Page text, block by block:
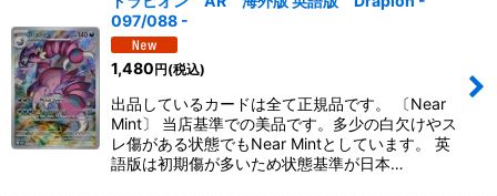
097/088 -
1,480円(税込)
出品しているカードは全て正規品です。 〔Near
Mint〕 当店基準での美品です。多少の白欠けやス
レ傷がある状態でもNear Mintとしています。 英
語版は初期傷が多いため状態基準が日本…